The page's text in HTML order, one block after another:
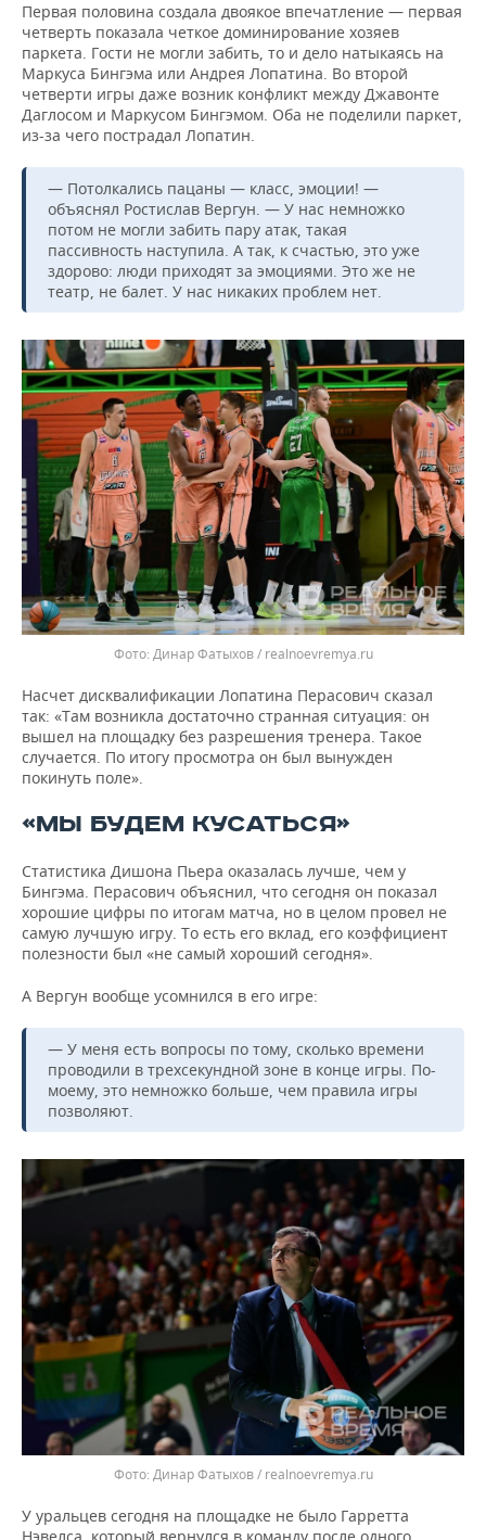
Первая половина создала двоякое впечатление — первая
четверть показала четкое доминирование хозяев
паркета. Гости не могли забить, то и дело натыкаясь на
Маркуса Бингэма или Андрея Лопатина. Во второй
четверти игры даже возник конфликт между Джавонте
Даглосом и Маркусом Бингэмом. Оба не поделили паркет,
из-за чего пострадал Лопатин.
— Потолкались пацаны — класс, эмоции! —
объяснял Ростислав Вергун. — У нас немножко
потом не могли забить пару атак, такая
пассивность наступила. А так, к счастью, это уже
здорово: люди приходят за эмоциями. Это же не
театр, не балет. У нас никаких проблем нет.
Динар Фатыхов / realnoevremya.ru
Насчет дисквалификации Лопатина Перасович сказал
так: «Там возникла достаточно странная ситуация: он
вышел на площадку без разрешения тренера. Такое
случается. По итогу просмотра он был вынужден
покинуть поле».
«МЫ БУДЕМ КУСАТЬСЯ»
Статистика Дишона Пьера оказалась лучше, чем у
Бингэма. Перасович объяснил, что сегодня он показал
хорошие цифры по итогам матча, но в целом провел не
самую лучшую игру. То есть его вклад, его коэффициент
полезности был «не самый хороший сегодня».
А Вергун вообще усомнился в его игре:
— У меня есть вопросы по тому, сколько времени
проводили в трехсекундной зоне в конце игры. По-
моему, это немножко больше, чем правила игры
позволяют.
Динар Фатыхов / realnoevremya.ru
У уральцев сегодня на площадке не было Гарретта
Нэвелса, который вернулся в команду после одного